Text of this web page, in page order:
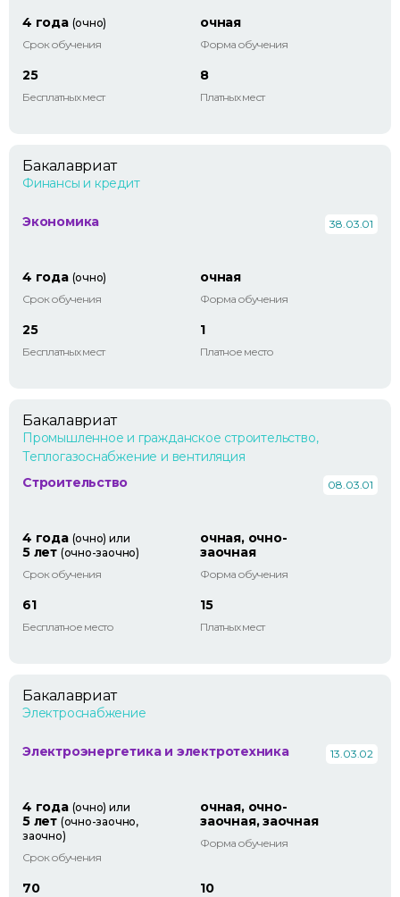
4 года (очно)
Срок обучения
очная
Форма обучения
25
Бесплатных мест
8
Платных мест
Бакалавриат
Финансы и кредит
Экономика 38.03.01
4 года (очно)
Срок обучения
очная
Форма обучения
25
Бесплатных мест
1
Платное место
Бакалавриат
Промышленное и гражданское строительство,
Теплогазоснабжение и вентиляция
Строительство
08.03.01
4 года (очно) или
5 лет (очно-заочно)
Срок обучения
очная, очно-
заочная
Форма обучения
61
Бесплатное место
15
Платных мест
Бакалавриат
Электроснабжение
Электроэнергетика и электротехника 13.03.02
4 года (очно) или
5 лет (очно-заочно,
заочно)
Срок обучения
очная, очно-
заочная, заочная
Форма обучения
70 10